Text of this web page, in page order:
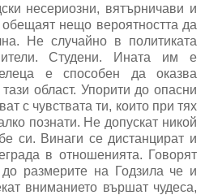
несериозни, вятърничави и
нещо вероятността да
Не случайно в политиката
Студени. Ината им е
е способен да оказва
област. Упорити до опасни
с чувствата ти, които при тях
познати. Не допускат никой
си. Винаги се дистанцират и
в отношенията. Говорят
размерите на Годзила че и
вниманието вършат чудеса,